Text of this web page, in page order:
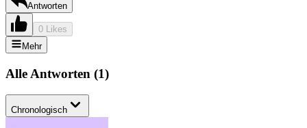
Antworten
0 Likes
Mehr
Alle Antworten (1)
Chronologisch